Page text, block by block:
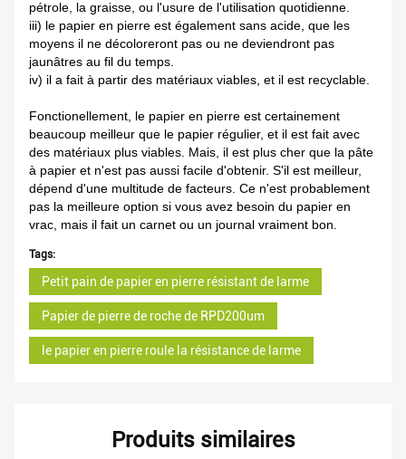
pétrole, la graisse, ou l'usure de l'utilisation quotidienne.
iii) le papier en pierre est également sans acide, que les
moyens il ne décoloreront pas ou ne deviendront pas
jaunâtres au fil du temps.
iv) il a fait à partir des matériaux viables, et il est recyclable.
Fonctionellement, le papier en pierre est certainement
beaucoup meilleur que le papier régulier, et il est fait avec
des matériaux plus viables. Mais, il est plus cher que la pâte
à papier et n'est pas aussi facile d'obtenir. S'il est meilleur,
dépend d'une multitude de facteurs. Ce n'est probablement
pas la meilleure option si vous avez besoin du papier en
vrac, mais il fait un carnet ou un journal vraiment bon.
Tags:
Petit pain de papier en pierre résistant de larme
Papier de pierre de roche de RPD200um
le papier en pierre roule la résistance de larme
Produits similaires